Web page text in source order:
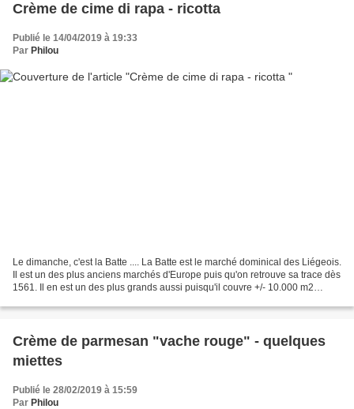
Crème de cime di rapa - ricotta
Publié le 14/04/2019 à 19:33
Par Philou
Le dimanche, c'est la Batte .... La Batte est le marché dominical des Liégeois.
Il est un des plus anciens marchés d'Europe puis qu'on retrouve sa trace dès
1561. Il en est un des plus grands aussi puisqu'il couvre +/- 10.000 m2
Crème de parmesan "vache rouge" - quelques
miettes
Publié le 28/02/2019 à 15:59
Par Philou